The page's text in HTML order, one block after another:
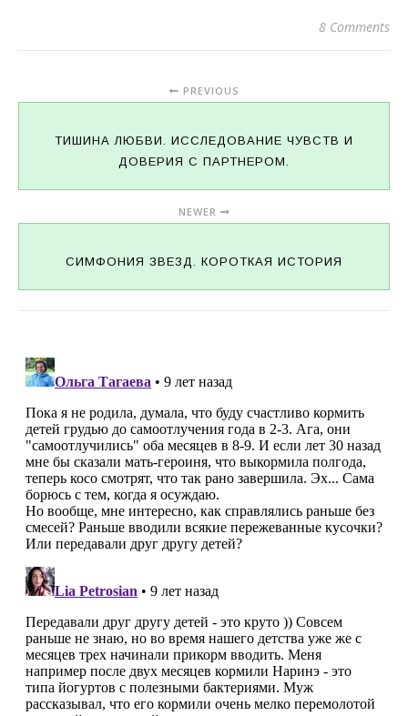
8 Comments
PREVIOUS
ТИШИНА ЛЮБВИ. ИССЛЕДОВАНИЕ ЧУВСТВ И
ДОВЕРИЯ С ПАРТНЕРОМ.
NEWER
СИМФОНИЯ ЗВЕЗД. КОРОТКАЯ ИСТОРИЯ